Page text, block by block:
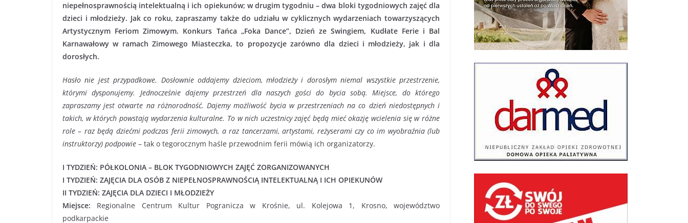
niepełnosprawnością intelektualną i ich opiekunów; w drugim tygodniu – dwa bloki tygodniowych zajęć dla
dzieci i młodzieży. Jak co roku, zapraszamy także do udziału w cyklicznych wydarzeniach towarzyszących
Artystycznym Feriom Zimowym. Konkurs Tańca „Foka Dance”, Dzień ze Swingiem, Kudłate Ferie i Bal
Karnawałowy w ramach Zimowego Miasteczka, to propozycje zarówno dla dzieci i młodzieży, jak i dla
dorosłych.
Hasło nie jest przypadkowe. Dosłownie oddajemy dzieciom, młodzieży i dorosłym niemal wszystkie przestrzenie,
którymi dysponujemy. Jednocześnie dajemy przestrzeń dla naszych gości do bycia sobą. Miejsce, do którego
zapraszamy jest otwarte na różnorodność. Dajemy możliwość bycia w przestrzeniach na co dzień niedostępnych i
takich, w których powstają wydarzenia kulturalne. To w nich uczestnicy zajęć będą mieć okazję wcielenia się w różne
role – raz będą dziećmi podczas ferii zimowych, a raz tancerzami, artystami, reżyserami czy co im wyobraźnia (lub
instruktorzy) podpowie – tak o tegorocznym haśle przewodnim ferii mówią ich organizatorzy.
I TYDZIEŃ: PÓŁKOLONIA – BLOK TYGODNIOWYCH ZAJĘĆ ZORGANIZOWANYCH
I TYDZIEŃ: ZAJĘCIA DLA OSÓB Z NIEPEŁNOSPRAWNOŚCIĄ INTELEKTUALNĄ I ICH OPIEKUNÓW
II TYDZIEŃ: ZAJĘCIA DLA DZIECI I MŁODZIEŻY
Miejsce: Regionalne Centrum Kultur Pogranicza w Krośnie, ul. Kolejowa 1, Krosno, województwo
podkarpackie